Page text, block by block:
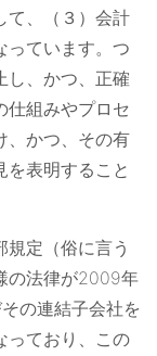
て、（３）会計
っています。つ
し、かつ、正確
仕組みやプロセ
、かつ、その有
を表明すること
規定（俗に言う
の法律が2009年
の連結子会社を
っており、この